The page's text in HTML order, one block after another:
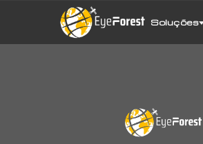
Soluções